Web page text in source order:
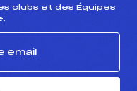
clubs et des Équipes